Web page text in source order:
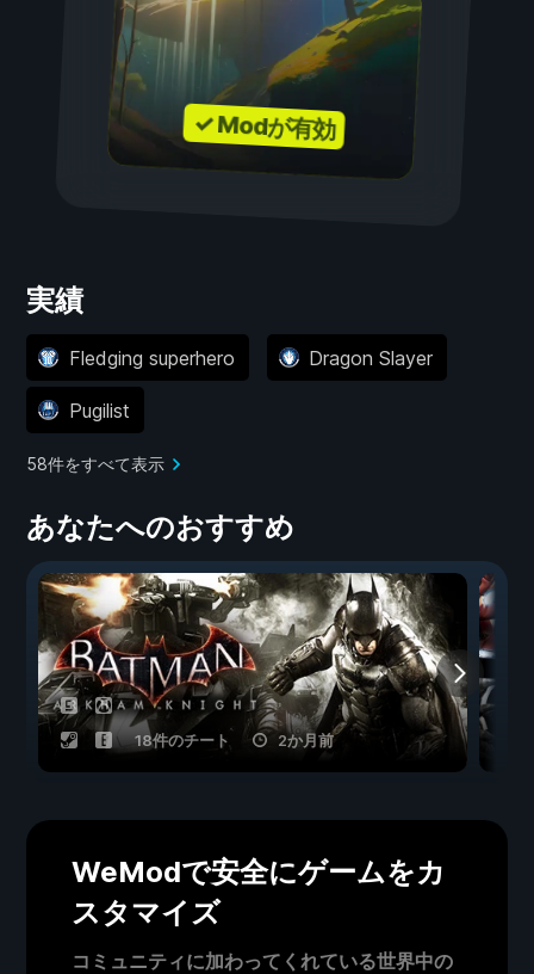
✓ Modが有効
実績
Fledging superhero Dragon Slayer
Pugilist
58件をすべて表示
あなたへのおすすめ
18件のチート 2か月前
WeModで安全にゲームをカ
スタマイズ
コミュニティに加わってくれている世界中の